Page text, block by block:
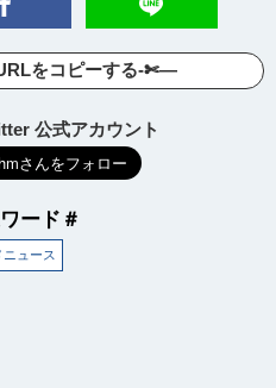
をコピーする-✄—
公式アカウント
ード＃
ニュース